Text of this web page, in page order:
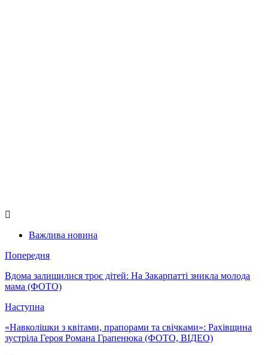
Важлива новина
Попередня
Вдома залишилися троє дітей: На Закарпатті зникла молода
мама (ФОТО)
Наступна
«Навколішки з квітами, прапорами та свічками»: Рахівщина
зустріла Героя Романа Грапенюка (ФОТО, ВІДЕО)